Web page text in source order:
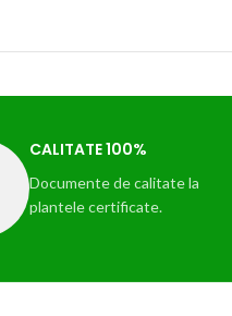
CALITATE 100%
Documente de calitate la
plantele certificate.